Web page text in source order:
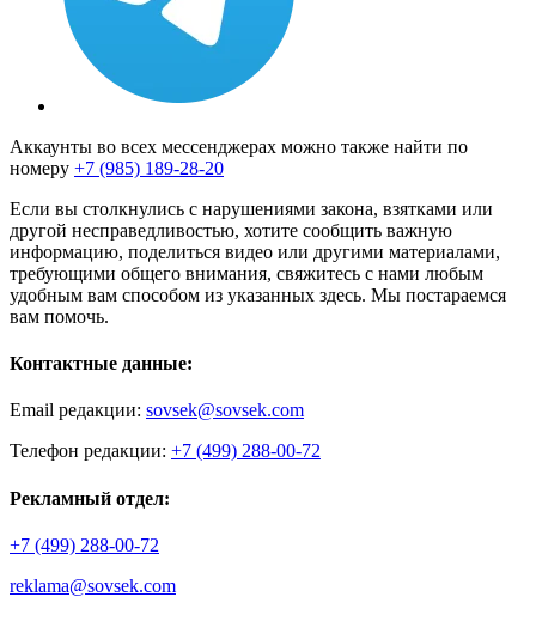
Аккаунты во всех мессенджерах можно также найти по
номеру +7 (985) 189-28-20
Если вы столкнулись с нарушениями закона, взятками или
другой несправедливостью, хотите сообщить важную
информацию, поделиться видео или другими материалами,
требующими общего внимания, свяжитесь с нами любым
удобным вам способом из указанных здесь. Мы постараемся
вам помочь.
Контактные данные:
Email редакции: sovsek@sovsek.com
Телефон редакции: +7 (499) 288-00-72
Рекламный отдел:
+7 (499) 288-00-72
reklama@sovsek.com